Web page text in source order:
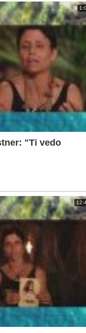
"Ti vedo